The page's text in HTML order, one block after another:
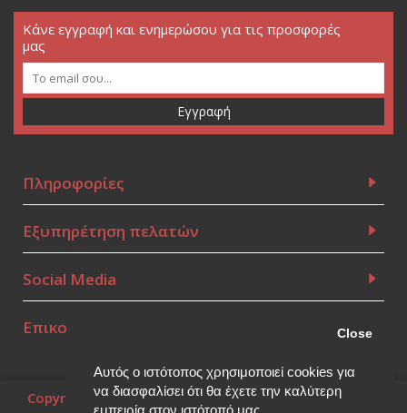
Αυτός ο ιστότοπος χρησιμοποιεί cookies για
να διασφαλίσει ότι θα έχετε την καλύτερη
Close
Κάνε εγγραφή και ενημερώσου για τις προσφορές
μας
Εγγραφή
Πληροφορίες
Εξυπηρέτηση πελατών
Social Media
Επικοινωνία
Copyright © 2010~2026, (Powered byThink Open